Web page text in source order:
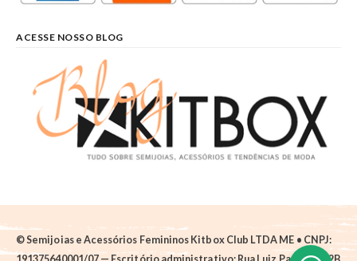
ACESSE NOSSO BLOG
© Semijoias e Acessórios Femininos Kitbox Club LTDA ME • CNPJ: